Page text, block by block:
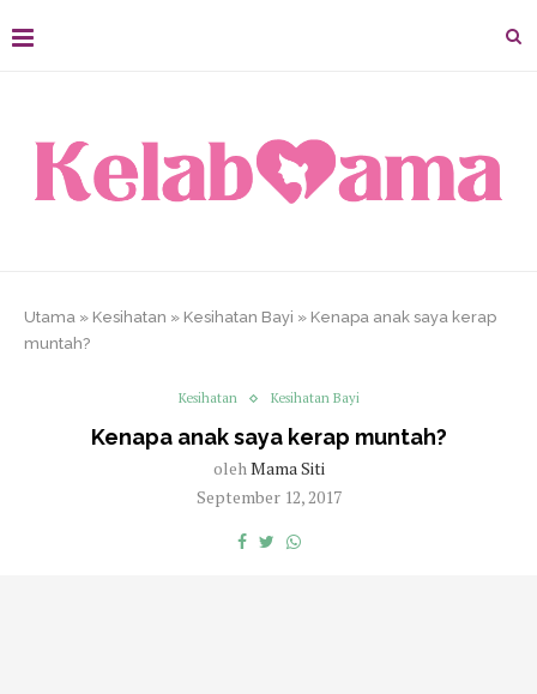
Utama » Kesihatan » Kesihatan Bayi » Kenapa anak saya kerap
muntah?
Kesihatan Kesihatan Bayi
Kenapa anak saya kerap muntah?
olehMama Siti
September 12, 2017